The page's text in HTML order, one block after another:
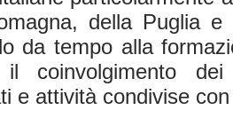
della Puglia
da tempo alla
il coinvolgimento
e attività condivise